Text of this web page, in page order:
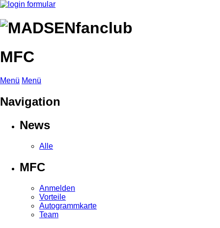
MFC
Menü Menü
Navigation
News
Alle
MFC
Anmelden
Vorteile
Autogrammkarte
Team